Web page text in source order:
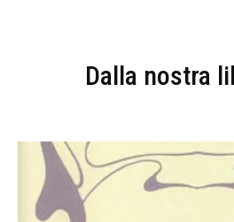
Dalla nostra